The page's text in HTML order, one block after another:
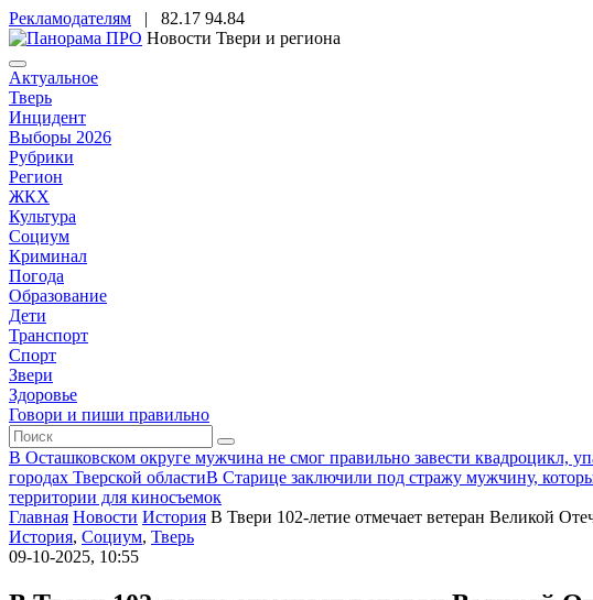
Рекламодателям | 82.17 94.84
Новости Твери и региона
Актуальное
Тверь
Инцидент
Выборы 2026
Рубрики
Регион
ЖКХ
Культура
Социум
Криминал
Погода
Образование
Дети
Транспорт
Спорт
Звери
Здоровье
Говори и пиши правильно
В Осташковском округе мужчина не смог правильно завести квадроцикл,
городах Тверской областиВ Старице заключили под стражу мужчину,
территории для киносъемок
Главная Новости История В Твери 102-летие отмечает ветеран Великой
История, Социум, Тверь
09-10-2025, 10:55